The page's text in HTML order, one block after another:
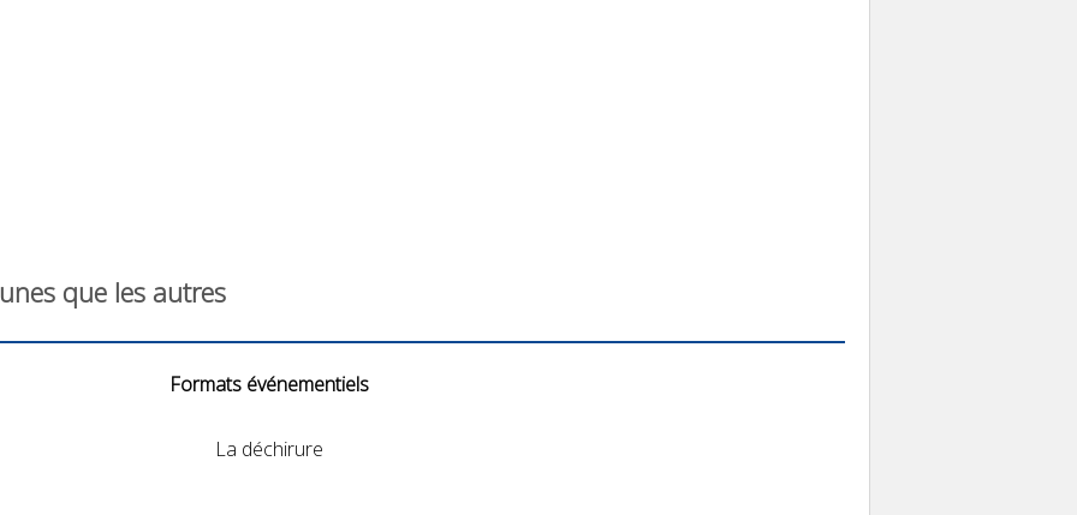
que les autres
Formats événementiels
La déchirure